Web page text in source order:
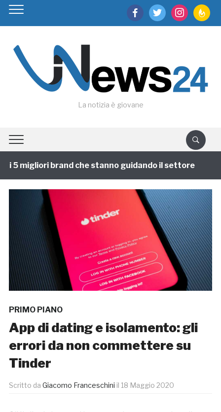
facebooktwitter instagram
La notizia è giovane
migliori brand che stanno guidando il settore
PRIMO PIANO
App di dating e isolamento: gli
errori da non commettere su
Tinder
Scritto da Giacomo Franceschini il 18 Maggio 2020